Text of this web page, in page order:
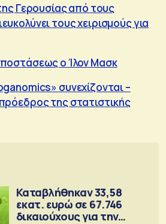
Γερουσίας από τους
τους χειρισμούς για
ο Ίλον Μασκ
συνεχίζονται –
της στατιστικής
Καταβλήθηκαν 33,58
εκατ. ευρώ σε 67.746
δικαιούχους για την